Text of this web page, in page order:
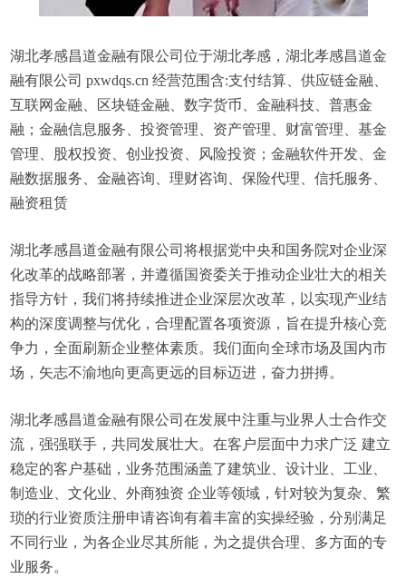
湖北孝感昌道金融有限公司位于湖北孝感，湖北孝感昌道金
融有限公司 pxwdqs.cn 经营范围含:支付结算、供应链金融、
互联网金融、区块链金融、数字货币、金融科技、普惠金
融；金融信息服务、投资管理、资产管理、财富管理、基金
管理、股权投资、创业投资、风险投资；金融软件开发、金
融数据服务、金融咨询、理财咨询、保险代理、信托服务、
融资租赁
湖北孝感昌道金融有限公司将根据党中央和国务院对企业深
化改革的战略部署，并遵循国资委关于推动企业壮大的相关
指导方针，我们将持续推进企业深层次改革，以实现产业结
构的深度调整与优化，合理配置各项资源，旨在提升核心竞
争力，全面刷新企业整体素质。我们面向全球市场及国内市
场，矢志不渝地向更高更远的目标迈进，奋力拼搏。
湖北孝感昌道金融有限公司在发展中注重与业界人士合作交
流，强强联手，共同发展壮大。在客户层面中力求广泛 建立
稳定的客户基础，业务范围涵盖了建筑业、设计业、工业、
制造业、文化业、外商独资 企业等领域，针对较为复杂、繁
琐的行业资质注册申请咨询有着丰富的实操经验，分别满足
不同行业，为各企业尽其所能，为之提供合理、多方面的专
业服务。